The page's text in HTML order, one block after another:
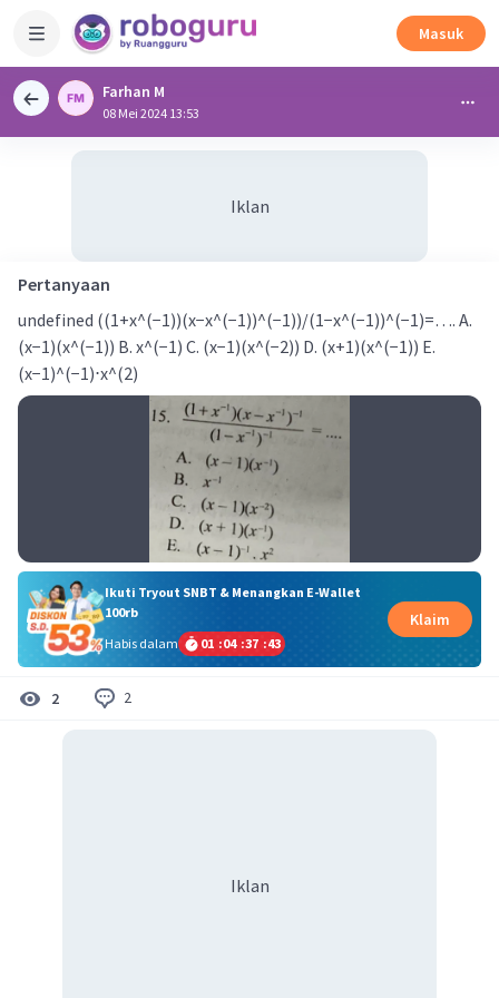
Masuk
Farhan M
08 Mei 2024 13:53
Iklan
Pertanyaan
undefined ((1+x^(−1))(x−x^(−1))^(−1))/(1−x^(−1))^(−1)=…. A.
(x−1)(x^(−1)) B. x^(−1) C. (x−1)(x^(−2)) D. (x+1)(x^(−1)) E.
(x−1)^(−1)⋅x^(2)
Ikuti Tryout SNBT & Menangkan E-Wallet
100rb
Habis dalam
01 :04 :37 :43
Klaim
2 2
Iklan